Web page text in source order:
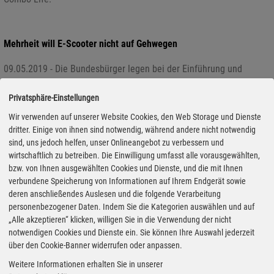
Mehrheit will E-Scooter nicht auf Gehwegen
09.05.2019 - Die Bundesbürger legen bei der Einführung und
großen Wert auf die Verkehrssicherheit. Nur elf Prozent der
Deutschen sind der Meinung, dass das Fahren mit E-Scootern in
Städten auf Gehwegen erlaubt sein sollte. Mit 83 Prozent ist die
große Mehrheit dafür, dass E-Scooter auf Fahrradwegen unterwegs
sein sollten. 22 Prozent sprechen sich dafür aus, dass E-Tretroller
auf Straßen fahren dürfen. Das hat eine repräsentative Umfrage
des Marktforschungsinstituts Forsa im Auftrag des TÜV-Verbands
unter 1001 Personen ab 18 Jahren ergeben.
e-Rockit startet Crowdfunding für Roadshow
08.05.2019 - Das brandenburgische Unternehmen e-Rockit Systems
Privatsphäre-Einstellungen
Wir verwenden auf unserer Website Cookies, den Web Storage und Dienste
dritter. Einige von ihnen sind notwendig, während andere nicht notwendig
sind, uns jedoch helfen, unser Onlineangebot zu verbessern und
wirtschaftlich zu betreiben. Die Einwilligung umfasst alle vorausgewählten,
bzw. von Ihnen ausgewählten Cookies und Dienste, und die mit Ihnen
verbundene Speicherung von Informationen auf Ihrem Endgerät sowie
deren anschließendes Auslesen und die folgende Verarbeitung
personenbezogener Daten. Indem Sie die Kategorien auswählen und auf
„Alle akzeptieren“ klicken, willigen Sie in die Verwendung der nicht
notwendigen Cookies und Dienste ein. Sie können Ihre Auswahl jederzeit
über den Cookie-Banner widerrufen oder anpassen.
Weitere Informationen erhalten Sie in unserer